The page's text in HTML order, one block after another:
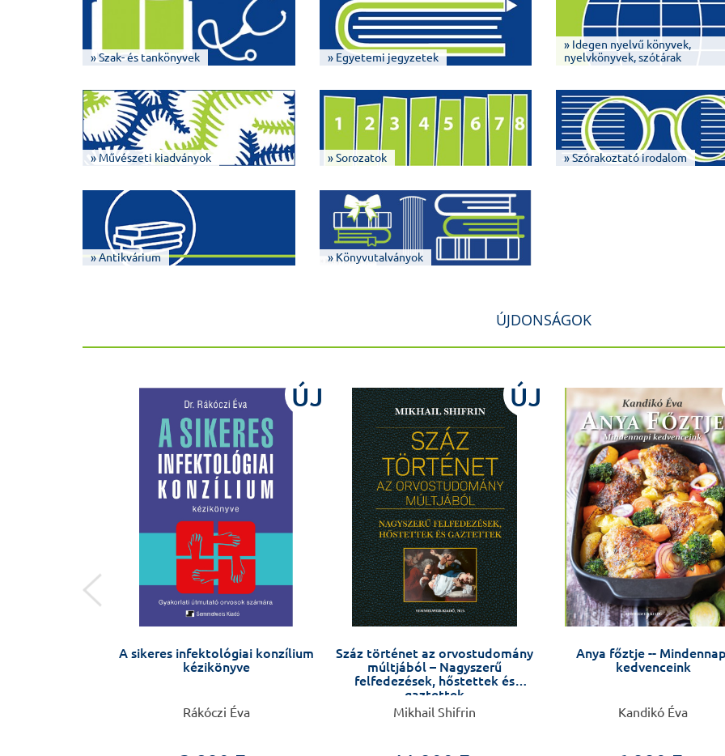
» Szak- és tankönyvek » Egyetemi jegyzetek
» Idegen nyelvű könyvek,
nyelvkönyvek, szótárak
» Művészeti kiadványok » Sorozatok » Szórakoztató irodalom
» Antikvárium » Könyvutalványok
ÚJDONSÁGOK
ÚJ
A sikeres infektológiai konzílium
kézikönyve
Rákóczi Éva
ÚJ
Száz történet az orvostudomány
múltjából – Nagyszerű
felfedezések, hőstettek és
gaztettek
Mikhail Shifrin
Anya főztje --
kedvenceink
Kandikó Éva